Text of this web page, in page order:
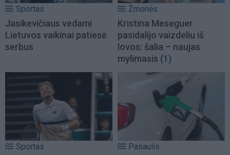
Sportas
Jasikevičiaus vedami
Lietuvos vaikinai patiesė
serbus
Žmonės
Kristina Meseguer
pasidalijo vaizdeliu iš
lovos: šalia – naujas
mylimasis (1)
Sportas Pasaulis